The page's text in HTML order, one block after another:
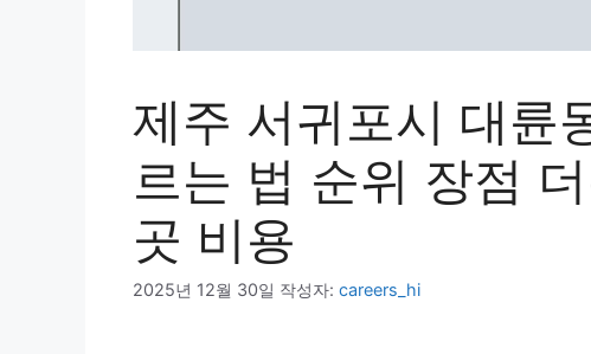
제주 서귀포시 대륜
르는 법 순위 장점
곳 비용
2025년 12월 30일 작성자: careers_hi